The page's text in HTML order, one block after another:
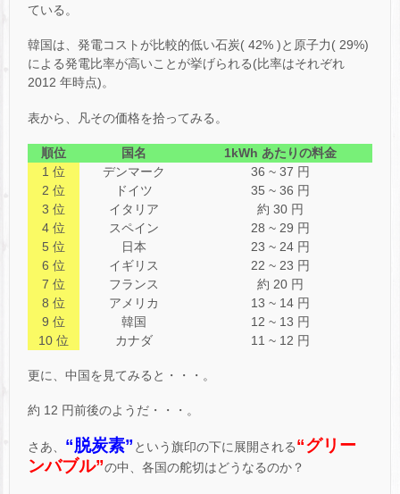
ている。
韓国は、発電コストが比較的低い石炭( 42% )と原子力( 29%)
による発電比率が高いことが挙げられる(比率はそれぞれ
2012 年時点)。
表から、凡その価格を拾ってみる。
順位 国名 1kWh あたりの料金
1 位
デンマーク
36 ~ 37 円
2 位
ドイツ
35 ~ 36 円
3 位
イタリア
約 30 円
4 位
スペイン
28 ~ 29 円
5 位
日本
23 ~ 24 円
6 位
イギリス
22 ~ 23 円
7 位
フランス
約 20 円
8 位
アメリカ
13 ~ 14 円
9 位
韓国
12 ~ 13 円
10 位
カナダ 11 ~ 12 円
更に、中国を見てみると・・・。
約 12 円前後のようだ・・・。
さあ、 “脱炭素”という旗印の下に展開される“グリー
ンバブル”の中、各国の舵切はどうなるのか？